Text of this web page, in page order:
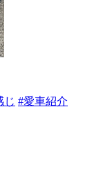
じ #愛車紹介